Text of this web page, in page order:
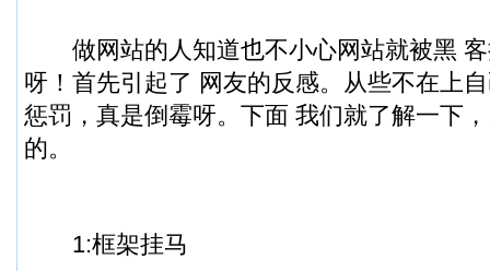
做网站的人知道也不小心网站就被黑 客
呀！首先引起了 网友的反感。从些不在上
惩罚，真是倒霉呀。下面 我们就了解一下
的。
1:框架挂马